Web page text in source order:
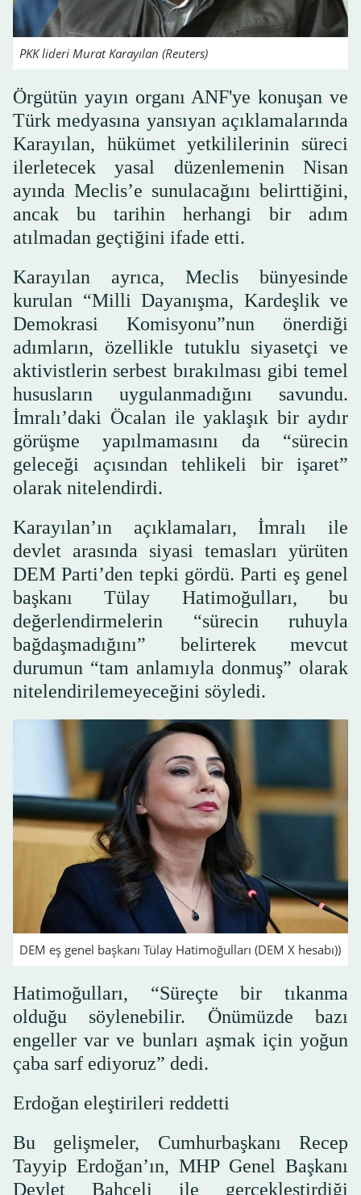
PKK lideri Murat Karayılan (Reuters)
Örgütün yayın organı ANF'ye konuşan ve
Türk medyasına yansıyan açıklamalarında
Karayılan, hükümet yetkililerinin süreci
ilerletecek yasal düzenlemenin Nisan
ayında Meclis’e sunulacağını belirttiğini,
ancak bu tarihin herhangi bir adım
atılmadan geçtiğini ifade etti.
Karayılan ayrıca, Meclis bünyesinde
kurulan “Milli Dayanışma, Kardeşlik ve
Demokrasi Komisyonu”nun önerdiği
adımların, özellikle tutuklu siyasetçi ve
aktivistlerin serbest bırakılması gibi temel
hususların uygulanmadığını savundu.
İmralı’daki Öcalan ile yaklaşık bir aydır
görüşme yapılmamasını da “sürecin
geleceği açısından tehlikeli bir işaret”
olarak nitelendirdi.
Karayılan’ın açıklamaları, İmralı ile
devlet arasında siyasi temasları yürüten
DEM Parti’den tepki gördü. Parti eş genel
başkanı Tülay Hatimoğulları, bu
değerlendirmelerin “sürecin ruhuyla
bağdaşmadığını” belirterek mevcut
durumun “tam anlamıyla donmuş” olarak
nitelendirilemeyeceğini söyledi.
DEM eş genel başkanı Tülay Hatimoğulları (DEM X hesabı))
Hatimoğulları, “Süreçte bir tıkanma
olduğu söylenebilir. Önümüzde bazı
engeller var ve bunları aşmak için yoğun
çaba sarf ediyoruz” dedi.
Erdoğan eleştirileri reddetti
Bu gelişmeler, Cumhurbaşkanı Recep
Tayyip Erdoğan’ın, MHP Genel Başkanı
Devlet Bahçeli ile gerçekleştirdiği